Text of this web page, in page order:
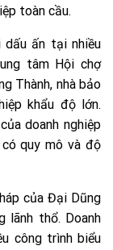
toàn cầu.
ấn tại nhiều
tâm Hội chợ
Thành, nhà bảo
khẩu độ lớn.
doanh nghiệp
quy mô và độ
của Đại Dũng
lãnh thổ. Doanh
công trình biểu